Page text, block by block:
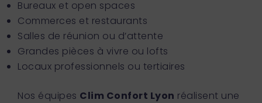
Bureaux et open spaces
Commerces et restaurants
Salles de réunion ou d’attente
Grandes pièces à vivre ou lofts
Locaux professionnels ou tertiaires
Nos équipes Clim Confort Lyon réalisent une